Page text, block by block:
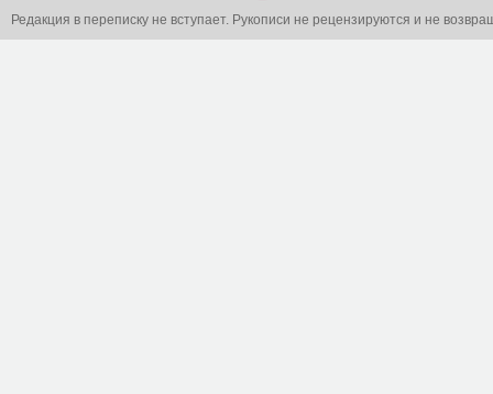
Редакция в переписку не вступает. Рукописи не рецензируются и не